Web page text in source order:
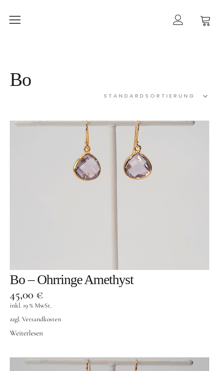
Ketten
Ringe
Armbänder
Gold
Kategorien
Goldschmuck
Informationen
Bo
Bo – Ohrringe Amethyst
45,00 €
inkl. 19 % MwSt.
zzgl. Versandkosten
Weiterlesen